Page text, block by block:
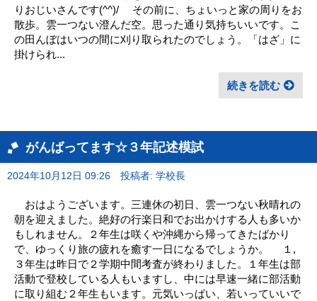
りおじいさんです(^^)/ その前に、ちょいっと家の周りをお
散歩。雲一つない澄んだ空。思った通り気持ちいいです。こ
の田んぼはいつの間に刈り取られたのでしょう。「はざ」に
掛けられ...
続きを読む
がんばってます☆３年記述模試
2024年10月12日 09:26 投稿者: 学校長
おはようございます。三連休の初日、雲一つない秋晴れの
朝を迎えました。絶好の行楽日和でお出かけする人も多いか
もしれません。２年生は咲くや沖縄から帰ってきたばかり
で、ゆっくり旅の疲れを癒す一日になるでしょうか。 １,
３年生は昨日で２学期中間考査が終わりました。１年生は部
活動で登校している人もいますし、中には早速一緒に部活動
に取り組む２年生もいます。元気いっぱい、若いっていいで